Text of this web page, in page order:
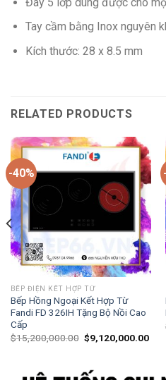
Tay cầm bằng Inox nguyên
Kích thước: 28 x 8.5 mm
RELATED PRODUCTS
-40%
BẾP ĐIỆN KẾT HỢP TỪ
Bếp Hồng Ngoại Kết Hợp Từ
Fandi FD 326IH Tặng Bộ Nồi Cao
Cấp
$15,200,000.00 $9,120,000.00